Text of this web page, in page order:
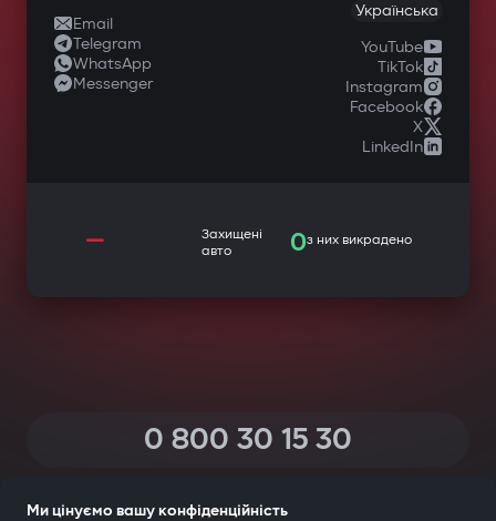
Email
Telegram
WhatsApp
Messenger
Українська
YouTube
TikTok
Instagram
Facebook
X
LinkedIn
—
Захищені
авто
0з них викрадено
0 800 30 15 30
Ми цінуємо вашу конфіденційність